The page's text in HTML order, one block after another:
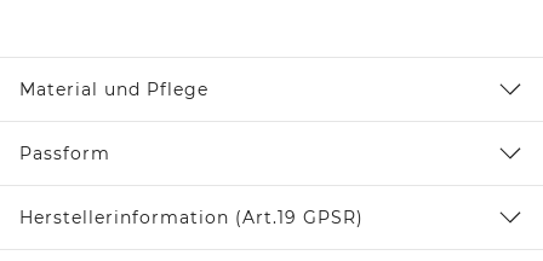
Material und Pflege
Passform
Herstellerinformation (Art.19 GPSR)